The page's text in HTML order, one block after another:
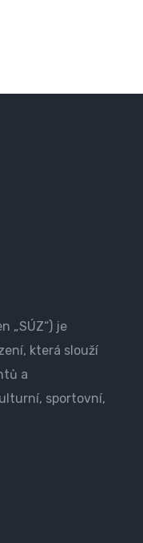
„SÚZ“) je
která slouží
a
sportovní,